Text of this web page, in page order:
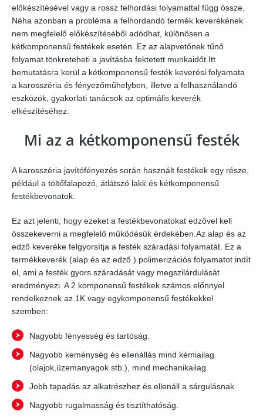
előkészítésével vagy a rossz felhordási folyamattal függ össze.
Néha azonban a probléma a felhordandó termék keverékének
nem megfelelő előkészítéséből adódhat, különösen a
kétkomponensű festékek esetén. Ez az alapvetőnek tűnő
folyamat tönkreteheti a javításba fektetett munkaidőt.Itt
bemutatásra kerül a kétkomponensű festék keverési folyamata
a karosszéria és fényezőműhelyben, illetve a felhasználandó
eszközök, gyakorlati tanácsok az optimális keverék
elkészítéséhez.
Mi az a kétkomponensű festék
A karosszéria javítófényezés során használt festékek egy része,
például a töltőfalapozó, átlátszó lakk és kétkomponensű
festékbevonatok.
Ez azt jelenti, hogy ezeket a festékbevonatokat edzővel kell
összekeverni a megfelelő működésük érdekében.Az alap és az
edző keveréke felgyorsítja a festék száradási folyamatát. Ez a
termékkeverék (alap és az edző ) polimerizációs folyamatot indít
el, ami a festék gyors száradását vagy megszilárdulását
eredményezi. A 2 komponensű festékek számos előnnyel
rendelkeznek az 1K vagy egykomponensű festékekkel
szemben:
Nagyobb fényesség és tartóság.
Nagyobb keménység és ellenállás mind kémiailag
(olajok,üzemanyagok stb.), mind mechanikailag.
Jobb tapadás az alkatrészhez és ellenáll a sárgulásnak.
Nagyobb rugalmasság és tisztíthatóság.